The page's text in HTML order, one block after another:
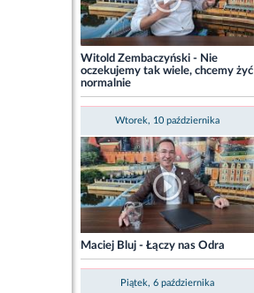
Witold Zembaczyński - Nie
oczekujemy tak wiele, chcemy żyć
normalnie
Wtorek, 10 października
Maciej Bluj - Łączy nas Odra
Piątek, 6 października